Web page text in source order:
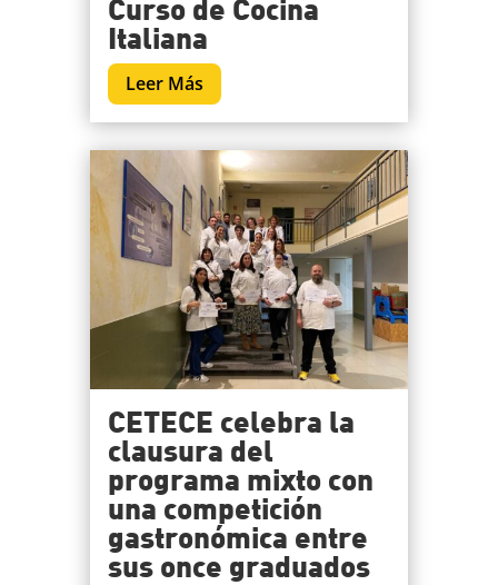
Curso de Cocina
Italiana
Leer Más
CETECE celebra la
clausura del
programa mixto con
una competición
gastronómica entre
sus once graduados